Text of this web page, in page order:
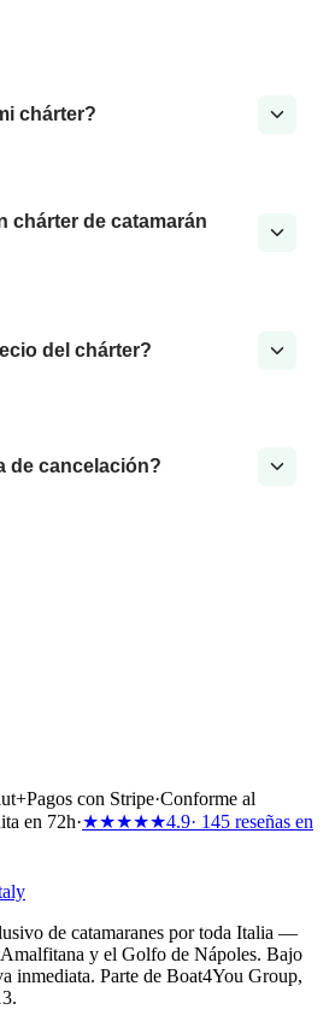
chárter?
chárter de catamarán
del chárter?
de cancelación?
+Pagos con Stripe·Conforme al
en 72h·★★★★★4.9· 145 reseñas en
de catamaranes por toda Italia —
y el Golfo de Nápoles. Bajo
inmediata. Parte de Boat4You Group,